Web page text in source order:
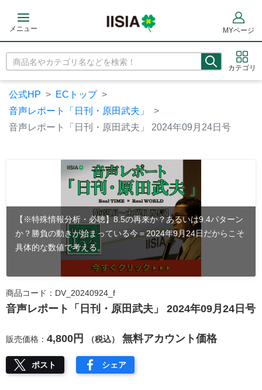
メニュー
カテゴリ
MYページ
公式HP
ECトップ
音声レポート「日刊・原田武夫」
音声レポート「日刊・原田武夫」 2024年09月24日号
【※特殊情報分析・必聴】8.5の再来か？あるいは9.4パターン
か？勝負の動きが始まっている今＝2024年9月24日だからこそ
具体的な数値で考える。
商品コード：DV_20240924_f
音声レポート「日刊・原田武夫」 2024年09月24日号
販売価格： 4,800円 （税込） 無料アカウント価格
ポスト シェア